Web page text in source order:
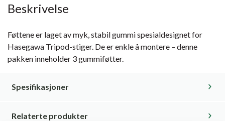
Beskrivelse
Føttene er laget av myk, stabil gummi spesialdesignet for
Hasegawa Tripod-stiger. De er enkle å montere – denne
pakken inneholder 3 gummiføtter.
Spesifikasjoner
Relaterte produkter